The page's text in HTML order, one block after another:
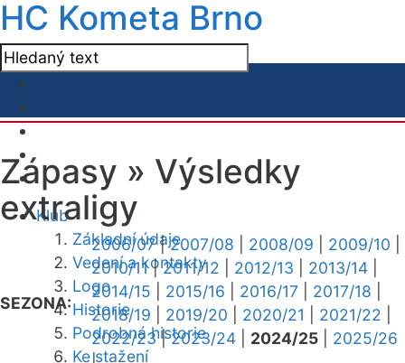
HC Kometa Brno
Klub
Základní údaje
Vedení a kontakty
Logo
Historie
Podrobná historie
Ke stažení
Zápasy » Výsledky
extraligy
SEZONA:
2006/07|2007/08 2008/09 2009/10
2010/11|2011/12 2012/13 2013/14
2014/15
2015/16 2016/17 2017/18
2018/19
2019/20 2020/21 2021/22
2022/23|2023/24 2024/25
2025/26